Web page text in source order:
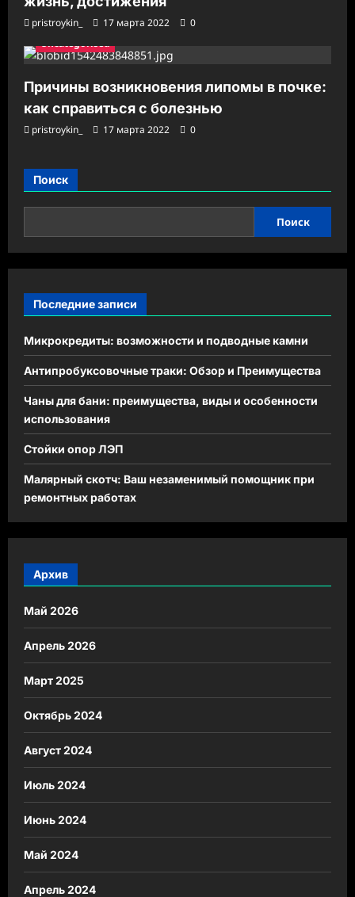
pristroykin_ 17 марта 2022
0
Uncategorised
Причины возникновения липомы в почке:
как справиться с болезнью
pristroykin_ 17 марта 2022 0
Поиск
Поиск
Последние записи
Микрокредиты: возможности и подводные камни
Антипробуксовочные траки: Обзор и Преимущества
Чаны для бани: преимущества, виды и особенности
использования
Стойки опор ЛЭП
Малярный скотч: Ваш незаменимый помощник при
ремонтных работах
Архив
Май 2026
Апрель 2026
Март 2025
Октябрь 2024
Август 2024
Июль 2024
Июнь 2024
Май 2024
Апрель 2024